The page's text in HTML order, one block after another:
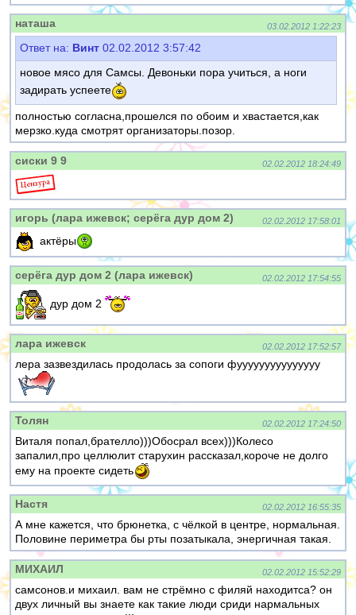
наташа 03.02.2012 1:22:23
Ответ на: Винт 02.02.2012 3:57:42
новое мясо для Самсы. Девоньки пора учиться, а ноги
задирать успеете
полностью согласна,прошелся по обоим и хвастается,как
мерзко.куда смотрят организаторы.позор.
сиски 9 9 02.02.2012 18:24:49
игорь (лара ижевск; серёга дур дом 2) 02.02.2012 17:58:01
актёры
серёга дур дом 2 (лара ижевск) 02.02.2012 17:54:55
дур дом 2
лара ижевск 02.02.2012 17:52:57
лера зазвездилась продолась за сопоги фууууууууууууууу
Толян 02.02.2012 17:24:50
Виталя попал,брателло)))Обосрал всех)))Колесо
запалил,про целлюлит старухин рассказал,короче не долго
ему на проекте сидеть
Настя 02.02.2012 16:55:35
А мне кажется, что брюнетка, с чёлкой в центре, нормальная.
Половине периметра бы рты позатыкала, энергичная такая.
МИХАИЛ 02.02.2012 15:52:29
самсонов.и михаил. вам не стрёмно с филяй находитса? он
двух личный вы знаете как такие люди сриди нармальных